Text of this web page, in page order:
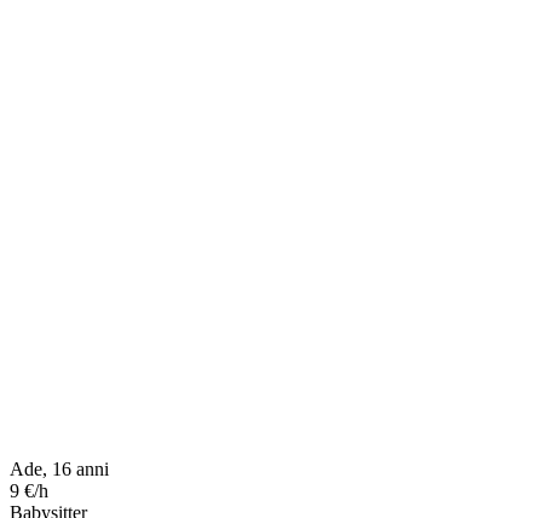
Ade, 16 anni
9 €/h
Babysitter